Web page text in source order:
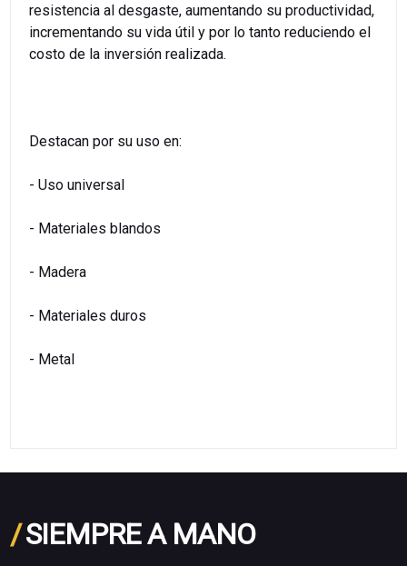
resistencia al desgaste, aumentando su productividad,
incrementando su vida útil y por lo tanto reduciendo el
costo de la inversión realizada.
Destacan por su uso en:
- Uso universal
- Materiales blandos
- Madera
- Materiales duros
- Metal
/SIEMPRE A MANO